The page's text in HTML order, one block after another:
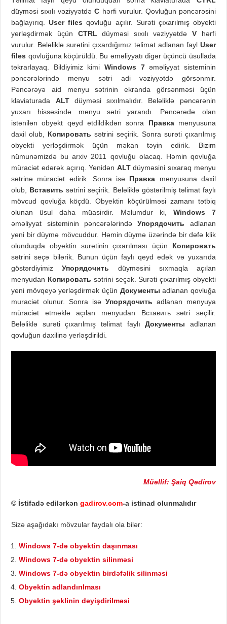
düyməsi sıxılı vəziyyətdəC hərfi vurulur. Qovluğun pəncərəsini
bağlayırıq.User files qovluğu açılır. Surəti çıxarılmış obyekti
yerləşdirmək üçün CTRL düyməsi sıxılı vəziyyətdəV hərfi
vurulur. Beləliklə surətini çıxardığımız təlimat adlanan fayl User
files qovluğuna köçürüldü. Bu əməliyyatı digər üçüncü üsullada
təkrarlayaq. Bildiyimiz kimi Windows 7əməliyyat sisteminin
pəncərələrində menyu sətri adi vəziyyətdə görsənmir.
Pəncərəyə aid menyu sətrinin ekranda görsənməsi üçün
klaviaturada ALTdüyməsi sıxılmalıdır. Beləliklə pəncərənin
yuxarı hissəsində menyu sətri yarandı. Pəncərədə olan
istənilən obyekt qeyd etdildikdən sonra Правкаmenyusuna
daxil olub, Копировать sətrini seçirik. Sonra surəti çıxarılmış
obyekti yerləşdirmək üçün məkan təyin edirik. Bizim
nümunəmizdə bu arxiv 2011 qovluğu olacaq. Həmin qovluğa
müraciət edərək açırıq. Yenidən ALTdüyməsini sıxaraq menyu
sətrinə müraciət edirik. Sonra isə Правка menyusuna daxil
olub, Вставить sətrini seçirik. Beləliklə göstərilmiş təlimat faylı
mövcud qovluğa köçdü. Obyektin köçürülməsi zamanı tətbiq
olunan üsul daha müasirdir. Məlumdur ki, Windows 7
əməliyyat sisteminin pəncərələrindəУпорядочить adlanan
yeni bir düymə mövcuddur. Həmin düymə üzərində bir dəfə klik
olunduqda obyektin surətinin çıxarılması üçün Копировать
sətrini seçə bilərik. Bunun üçün faylı qeyd edək və yuxarıda
göstərdiyimizУпорядочить düyməsini sıxmaqla açılan
menyudan Копировать sətrini seçək. Surəti çıxarılmış obyekti
yeni mövqeyə yerləşdirmək üçün Документы adlanan qovluğa
muraciət olunur. Sonra isə Упорядочить adlanan menyuya
müraciət etməklə açılan menyudan Вставить sətri seçilir.
Beləliklə surəti çıxarılmış təlimat faylıДокументы adlanan
qovluğun daxilinə yerləşdirildi.
Müəllif: Şaiq Qədirov
© İstifadə edilərkəngadirov.com-a istinad olunmalıdır
Sizə aşağıdakı mövzular faydalı ola bilər:
Windows 7-də obyektin daşınması
Windows 7-də obyektin silinməsi
Windows 7-də obyektin birdəfəlik silinməsi
Obyektin adlandırılması
Obyektin şəklinin dəyişdirilməsi